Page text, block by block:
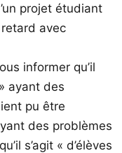
projet étudiant
avec
informer qu’il
ayant des
pu être
des problèmes
s’agit « d’élèves